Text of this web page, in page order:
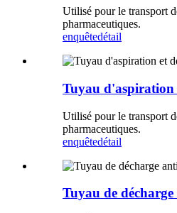
Utilisé pour le transport
pharmaceutiques.
enquêtedétail
Tuyau d'aspiration
Utilisé pour le transport
pharmaceutiques.
enquêtedétail
Tuyau de